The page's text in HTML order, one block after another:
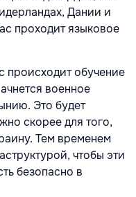
Дании и
проходит языковое
происходит обучение
военное
Это будет
скорее для того,
Тем временем
чтобы эти
безопасно в